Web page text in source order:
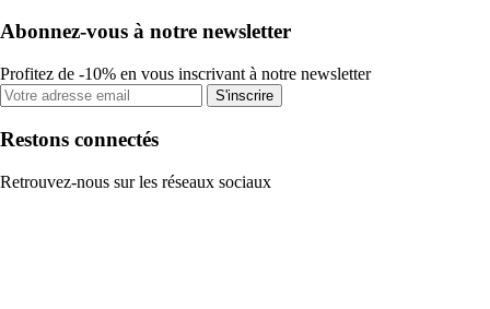
Abonnez-vous à notre newsletter
Profitez de -10% en vous inscrivant à notre newsletter
S'inscrire
Restons connectés
Retrouvez-nous sur les réseaux sociaux